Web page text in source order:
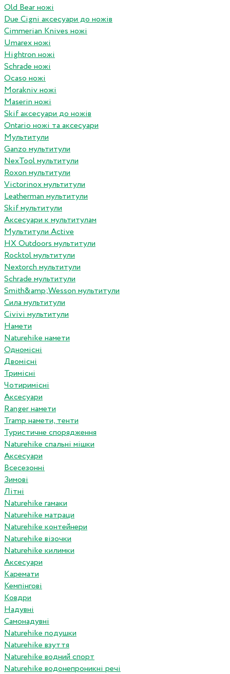
Old Bear ножі
Due Cigni аксесуари до ножів
Cimmerian Knives ножі
Umarex ножі
Hightron ножі
Schrade ножі
Ocaso ножі
Morakniv ножі
Maserin ножі
Skif аксесуари до ножів
Ontario ножі та аксесуари
Мультитули
Ganzo мультитули
NexTool мультитули
Roxon мультитули
Victorinox мультитули
Leatherman мультитули
Skif мультитули
Аксесуари к мультитулам
Мультитули Active
HX Outdoors мультитули
Rocktol мультитули
Nextorch мультитули
Schrade мультитули
Smith&amp;Wesson мультитули
Сила мультитули
Civivi мультитули
Намети
Naturehike намети
Одномісні
Двомісні
Тримісні
Чотиримісні
Аксесуари
Ranger намети
Tramp намети, тенти
Туристичне спорядження
Naturehike спальні мішки
Аксесуари
Всесезонні
Зимові
Літні
Naturehike гамаки
Naturehike матраци
Naturehike контейнери
Naturehike візочки
Naturehike килимки
Аксесуари
Каремати
Кемпінгові
Ковдри
Надувні
Самонадувні
Naturehike подушки
Naturehike взуття
Naturehike водний спорт
Naturehike водонепроникні речі